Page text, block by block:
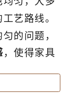
工艺路线。
的问题，
，使得家具